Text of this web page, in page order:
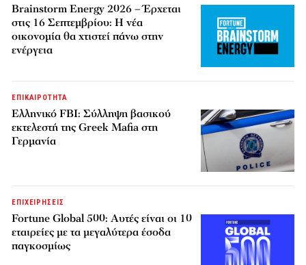
Brainstorm Energy 2026 – Έρχεται
στις 16 Σεπτεμβρίου: Η νέα
οικονομία θα χτιστεί πάνω στην
ενέργεια
ΕΠΙΚΑΙΡΟΤΗΤΑ
Ελληνικό FBI: Σύλληψη βασικού
εκτελεστή της Greek Mafia στη
Γερμανία
ΕΠΙΧΕΙΡΗΣΕΙΣ
Fortune Global 500: Αυτές είναι οι 10
εταιρείες με τα μεγαλύτερα έσοδα
παγκοσμίως